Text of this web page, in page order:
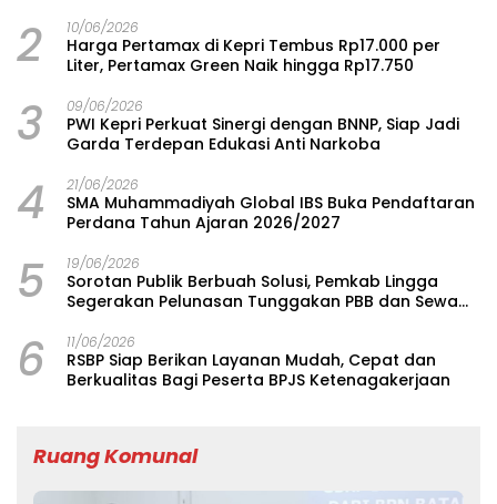
2 10/06/2026
Harga Pertamax di Kepri Tembus Rp17.000 per
Liter, Pertamax Green Naik hingga Rp17.750
3 09/06/2026
PWI Kepri Perkuat Sinergi dengan BNNP, Siap Jadi
Garda Terdepan Edukasi Anti Narkoba
4 21/06/2026
SMA Muhammadiyah Global IBS Buka Pendaftaran
Perdana Tahun Ajaran 2026/2027
5 19/06/2026
Sorotan Publik Berbuah Solusi, Pemkab Lingga
Segerakan Pelunasan Tunggakan PBB dan Sewa
6 11/06/2026
RSBP Siap Berikan Layanan Mudah, Cepat dan
Berkualitas Bagi Peserta BPJS Ketenagakerjaan
Ruang Komunal